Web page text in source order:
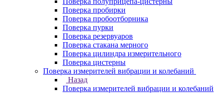
Поверка пробирки
Поверка пробоотборника
Поверка пурки
Поверка резервуаров
Поверка стакана мерного
Поверка цилиндра измерительного
Поверка цистерны
Поверка измерителей вибрации и колебаний
Назад
Поверка измерителей вибрации и колебаний